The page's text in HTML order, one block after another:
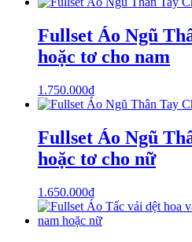
Fullset Áo Ngũ
hoặc tơ cho nam
1.750.000₫
Fullset Áo Ngũ
hoặc tơ cho nữ
1.650.000₫